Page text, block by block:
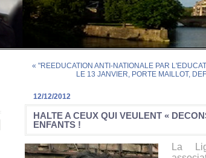
« "REEDUCATION ANTI-NATIONALE PAR
LE 13 JANVIER, PORTE MAILLOT,
12/12/2012
HALTE A CEUX QUI VEULENT «
ENFANTS !
La